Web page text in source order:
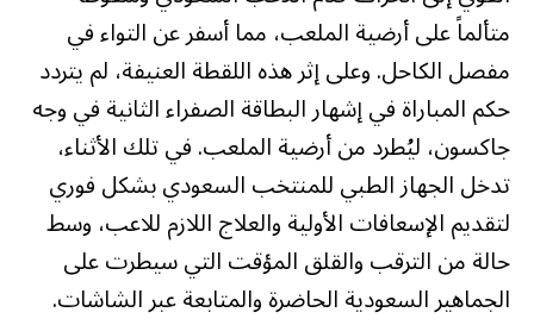
متألماً على أرضية الملعب، مما أسفر عن التواء في
مفصل الكاحل. وعلى إثر هذه اللقطة العنيفة، لم يتردد
حكم المباراة في إشهار البطاقة الصفراء الثانية في وجه
جاكسون، ليُطرد من أرضية الملعب. في تلك الأثناء،
تدخل الجهاز الطبي للمنتخب السعودي بشكل فوري
لتقديم الإسعافات الأولية والعلاج اللازم للاعب، وسط
حالة من الترقب والقلق المؤقت التي سيطرت على
الجماهير السعودية الحاضرة والمتابعة عبر الشاشات.